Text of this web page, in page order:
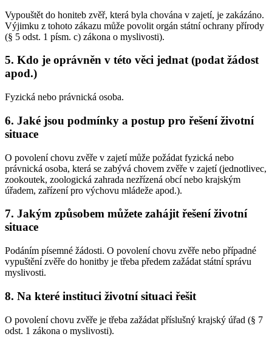
Vypouštět do honiteb zvěř, která byla chována v zajetí, je zakázáno.
Výjimku z tohoto zákazu může povolit orgán státní ochrany přírody
(§ 5 odst. 1 písm. c) zákona o myslivosti).
5. Kdo je oprávněn v této věci jednat (podat žádost
apod.)
Fyzická nebo právnická osoba.
6. Jaké jsou podmínky a postup pro řešení životní
situace
O povolení chovu zvěře v zajetí může požádat fyzická nebo
právnická osoba, která se zabývá chovem zvěře v zajetí (jednotlivec,
zookoutek, zoologická zahrada nezřízená obcí nebo krajským
úřadem, zařízení pro výchovu mládeže apod.).
7. Jakým způsobem můžete zahájit řešení životní
situace
Podáním písemné žádosti. O povolení chovu zvěře nebo případné
vypuštění zvěře do honitby je třeba předem zažádat státní správu
myslivosti.
8. Na které instituci životní situaci řešit
O povolení chovu zvěře je třeba zažádat příslušný krajský úřad (§ 7
odst. 1 zákona o myslivosti).